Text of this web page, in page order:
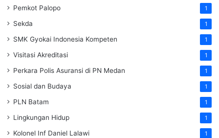
Pemkot Palopo 1
Sekda 1
SMK Gyokai Indonesia Kompeten 1
Visitasi Akreditasi 1
Perkara Polis Asuransi di PN Medan 1
Sosial dan Budaya 1
PLN Batam 1
Lingkungan Hidup 1
Kolonel Inf Daniel Lalawi 1